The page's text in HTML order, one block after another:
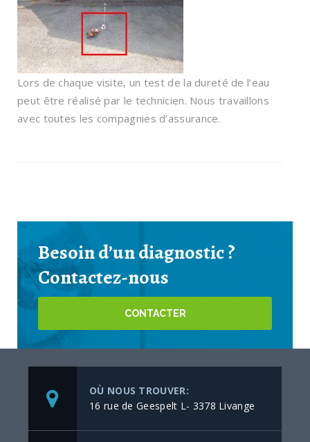
Lors de chaque visite, un test de la dureté de l’eau
peut être réalisé par le technicien. Nous travaillons
avec toutes les compagnies d’assurance.
Besoin d’un diagnostic ?
Contactez-nous
CONTACTER
OÙ NOUS TROUVER:
16 rue de Geespelt L- 3378 Livange